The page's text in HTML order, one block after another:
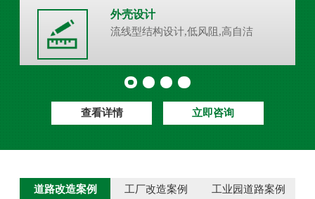
外壳设计
流线型结构设计,低风阻,高自洁
查看详情 立即咨询
道路改造案例 工厂改造案例 工业园道路案例